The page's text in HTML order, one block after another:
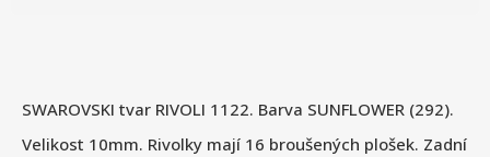
SWAROVSKI tvar RIVOLI 1122. Barva SUNFLOWER (292).
Velikost 10mm. Rivolky mají 16 broušených plošek. Zadní